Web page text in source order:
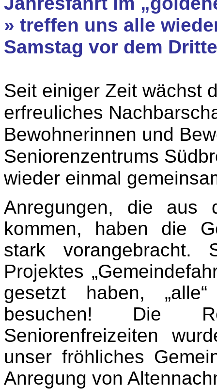
» treffen uns alle
Samstag vor dem
Seit einiger Zeit wächst
erfreuliches
Bewohnerinnen und
Seniorenzentrums
wieder einmal
Anregungen, die aus
kommen, haben die
stark
Projektes
gesetzt haben,
besuchen! Die
Seniorenfreizeiten
unser fröhliches
Anregung von